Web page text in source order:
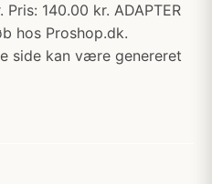
140.00 kr. ADAPTER
hos Proshop.dk.
side kan være genereret